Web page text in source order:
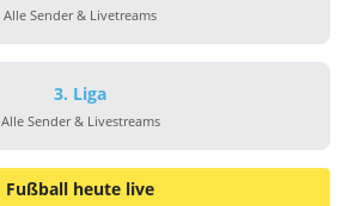
Alle Sender & Livetreams
3. Liga
Alle Sender & Livestreams
Fußball heute live